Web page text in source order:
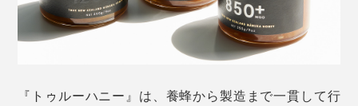
『トゥルーハニー』は、養蜂から製造まで一貫して行